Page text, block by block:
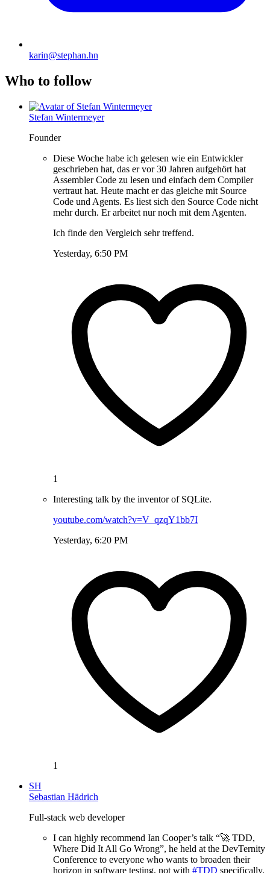
karin@stephan.hn
Who to follow
Stefan Wintermeyer
Founder
Diese Woche habe ich gelesen wie ein Entwickler
geschrieben hat, das er vor 30 Jahren aufgehört hat
Assembler Code zu lesen und einfach dem Compiler
vertraut hat. Heute macht er das gleiche mit Source
Code und Agents. Es liest sich den Source Code nicht
mehr durch. Er arbeitet nur noch mit dem Agenten.
Ich finde den Vergleich sehr treffend.
Yesterday, 6:50 PM
1
Interesting talk by the inventor of SQLite.
youtube.com/watch?v=V_qzqY1bb7I
Yesterday, 6:20 PM
1
SH
Sebastian Hädrich
Full-stack web developer
I can highly recommend Ian Cooper’s talk “🚀 TDD,
Where Did It All Go Wrong”, he held at the DevTernity
Conference to everyone who wants to broaden their
horizon in software testing, not with #TDD specifically.